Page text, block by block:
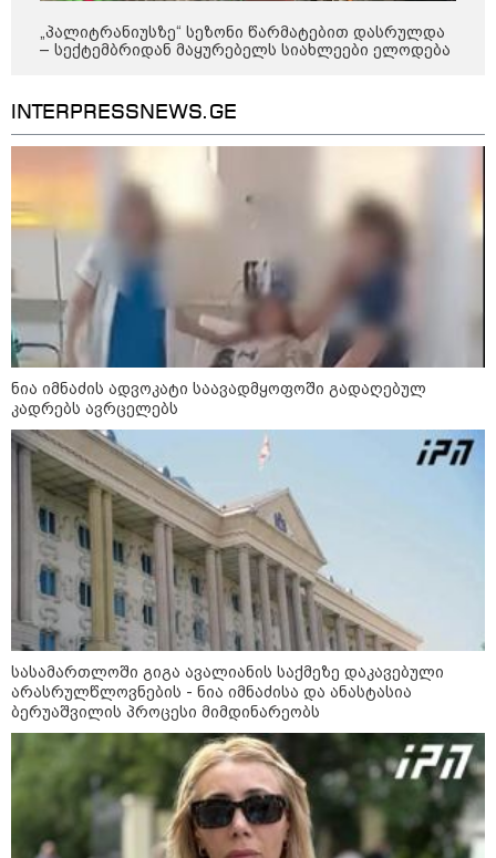
- რუსს, ყაზახს, უკრაინელს,
შვეიცარიელს, იტალიელს,
ამერიკელს, შეუძლია
არავინ შეზღუდული არაა" -
კალაძე
შეშფოთებულია რუსეთის მიერ
საქართველოს ტერიტორიის
განგრძობადი ოკუპაციით" -
კატეგორიის ყველა სიახლე
„რიკოთის მსგავსი რთული
საინჟინრო ობიექტების მოვლა-
პატრონობა განსაკუთრებულ
პასუხისმგებლობას მოითხოვს“-
რატომ გახდა საჭირო გზების
მოვლა-პატრონობისთვის
სახელმწიფო კომპანიის შექმნა
„რუსთაველზე მდებარე
სასტუმროები 40-50%-იან
გაუქმებებს იღებენ, საკმაოდ დიდი
ზარალისკენ წავალთ - მეგონა,
ვიღაც მოიფიქრებდა და ბიზნესს
შეხვდებოდა“
„ფასები 2-3 წელში გაორმაგდება“
- ლოკაციები თბილისის
შემოგარენში, სადაც შესაძლოა,
მიწები გაძვირდეს
„პალიტრანიუსზე“ სეზონი წარმატებით დასრულდა
– სექტემბრიდან მაყურებელს სიახლეები ელოდება
INTERPRESSNEWS.GE
ნია იმნაძის ადვოკატი საავადმყოფოში გადაღებულ
კადრებს ავრცელებს
სასამართლოში გიგა ავალიანის საქმეზე დაკავებული
არასრულწლოვნების - ნია იმნაძისა და ანასტასია
ბერუაშვილის პროცესი მიმდინარეობს